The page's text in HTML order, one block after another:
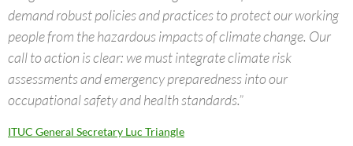
demand robust policies and practices to protect our working
people from the hazardous impacts of climate change. Our
call to action is clear: we must integrate climate risk
assessments and emergency preparedness into our
occupational safety and health standards.”
ITUC General Secretary Luc Triangle